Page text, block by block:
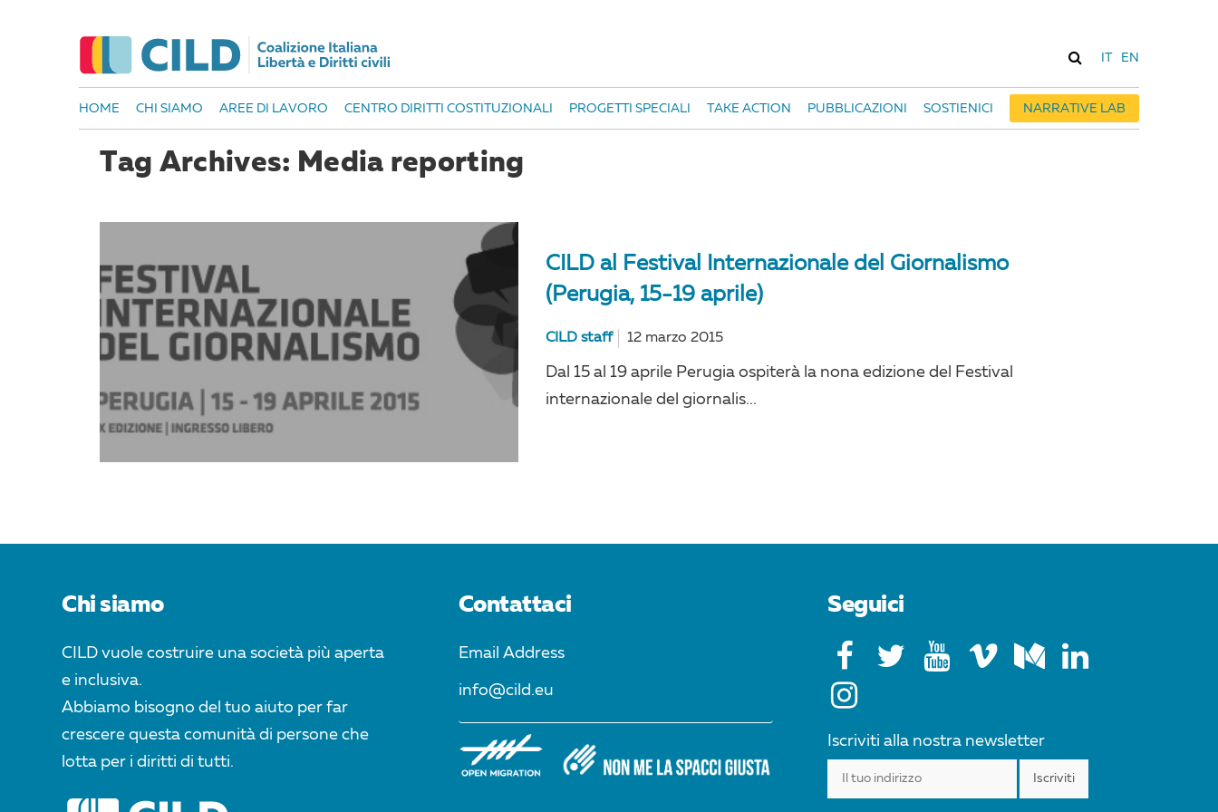
EN
HOME CHI SIAMO AREE DI LAVORO CENTRO DIRITTI COSTITUZIONALI PROGETTI SPECIALI TAKE ACTION PUBBLICAZIONI SOSTIENICI NARRATIVE LAB
Tag Archives: Media reporting
CILD al Festival Internazionale del Giornalismo
(Perugia, 15-19 aprile)
CILD staff 12 marzo 2015
Dal 15 al 19 aprile Perugia ospiterà la nona edizione del Festival
internazionale del giornalis...
Chi siamo
CILD vuole costruire una società più aperta
e inclusiva.
Abbiamo bisogno del tuo aiuto per far
crescere questa comunità di persone che
lotta per i diritti di tutti.
Contattaci
Email Address
info@cild.eu
Seguici
Iscriviti alla nostra newsletter